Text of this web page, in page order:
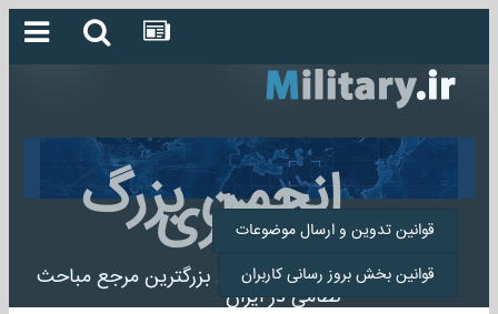
انجمن بزرگ
میلیتاری
انجمن میلیتاری بزرگترین مرجع مباحث
نظامی در ایران
قوانین تدوین و ارسال موضوعات
قوانین بخش بروز رسانی کاربران